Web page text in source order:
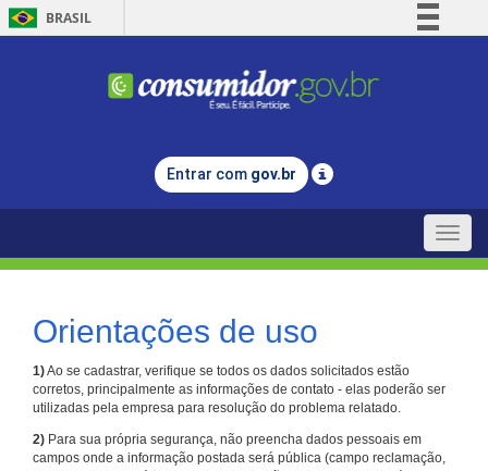
BRASIL
Comunica BR
Legislação
Entrar com gov.br
Toggle
Orientações de uso
1)Ao se cadastrar, verifique se todos os dados solicitados estão
corretos, principalmente as informações de contato - elas poderão ser
utilizadas pela empresa para resolução do problema relatado.
2) Para sua própria segurança, não preencha dados pessoais em
campos onde a informação postada será pública (campo reclamação,